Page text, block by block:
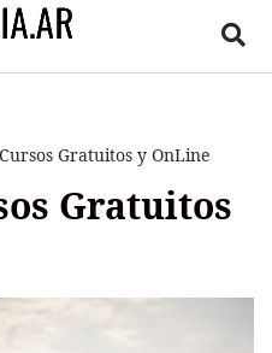
Gratuitos y OnLine
Gratuitos